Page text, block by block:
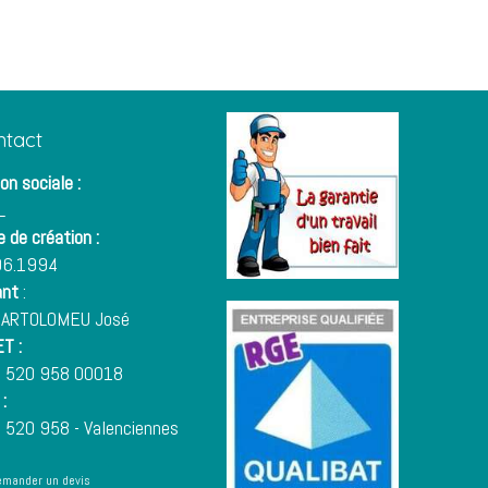
sociale :
de création :
:
José
:
958 00018
958 - Valenciennes
un devis